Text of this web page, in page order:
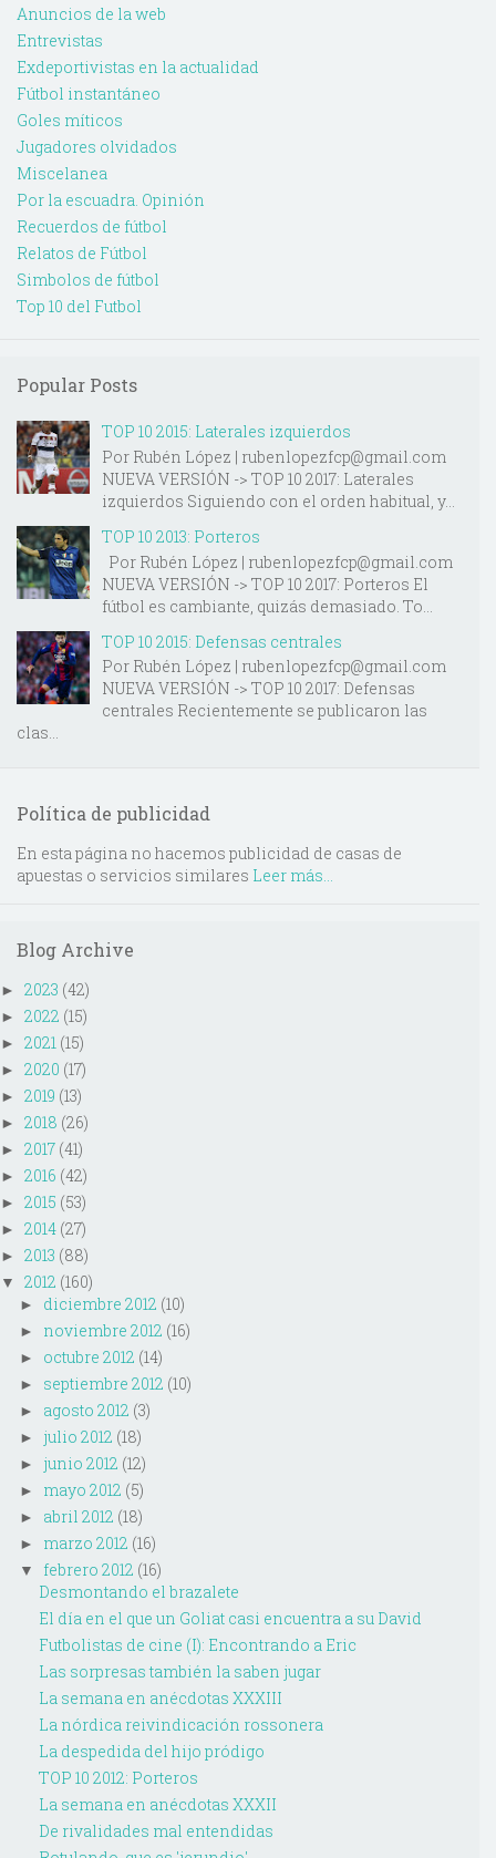
Anuncios de la web
Entrevistas
Exdeportivistas en la actualidad
Fútbol instantáneo
Goles míticos
Jugadores olvidados
Miscelanea
Por la escuadra. Opinión
Recuerdos de fútbol
Relatos de Fútbol
Simbolos de fútbol
Top 10 del Futbol
Popular Posts
TOP 10 2015: Laterales izquierdos
Por Rubén López | rubenlopezfcp@gmail.com
NUEVA VERSIÓN -> TOP 10 2017: Laterales
izquierdos Siguiendo con el orden habitual, y...
TOP 10 2013: Porteros
Por Rubén López | rubenlopezfcp@gmail.com
NUEVA VERSIÓN -> TOP 10 2017: Porteros El
fútbol es cambiante, quizás demasiado. To...
TOP 10 2015: Defensas centrales
Por Rubén López | rubenlopezfcp@gmail.com
NUEVA VERSIÓN -> TOP 10 2017: Defensas
centrales Recientemente se publicaron las
clas...
Política de publicidad
En esta página no hacemos publicidad de casas de
apuestas o servicios similares Leer más...
Blog Archive
► 2023 (42)
► 2022 (15)
► 2021 (15)
► 2020 (17)
► 2019 (13)
► 2018 (26)
► 2017 (41)
► 2016 (42)
► 2015 (53)
► 2014 (27)
► 2013 (88)
▼ 2012 (160)
► diciembre 2012 (10)
► noviembre 2012 (16)
► octubre 2012 (14)
► septiembre 2012 (10)
► agosto 2012 (3)
► julio 2012 (18)
► junio 2012 (12)
► mayo 2012 (5)
► abril 2012 (18)
► marzo 2012 (16)
▼ febrero 2012 (16)
Desmontando el brazalete
El día en el que un Goliat casi encuentra a su David
Futbolistas de cine (I): Encontrando a Eric
Las sorpresas también la saben jugar
La semana en anécdotas XXXIII
La nórdica reivindicación rossonera
La despedida del hijo pródigo
TOP 10 2012: Porteros
La semana en anécdotas XXXII
De rivalidades mal entendidas